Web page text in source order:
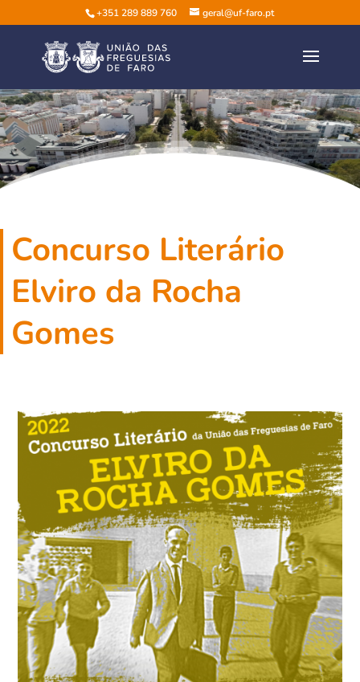
+351 289 889 760 geral@uf-faro.pt
Concurso Literário
Elviro da Rocha
Gomes